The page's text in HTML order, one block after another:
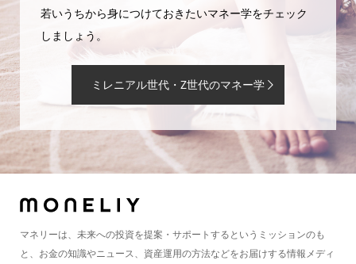
若いうちから身につけておきたいマネー学をチェック
しましょう。
ミレニアル世代・Z世代のマネー学
マネリーは、未来への投資を提案・サポートするというミッションのも
と、お金の知識やニュース、資産運用の方法などをお届けする情報メディ